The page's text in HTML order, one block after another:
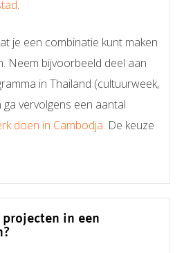
.
je een combinatie kunt maken
Neem bijvoorbeeld deel aan
in Thailand (cultuurweek,
vervolgens een aantal
doen in Cambodja. De keuze
in een